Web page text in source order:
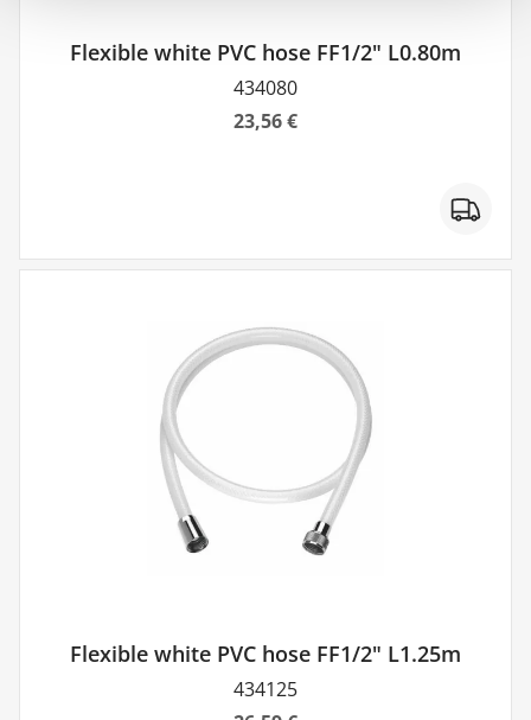
Flexible white PVC hose FF1/2" L0.80m
434080
23,56 €
Flexible white PVC hose FF1/2" L1.25m
434125